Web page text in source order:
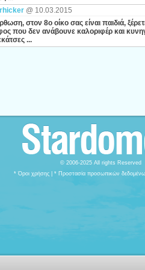
@ 10.03.2015
στον 8ο οίκο σας είναι παιδιά,
που δεν ανάβουνε καλοριφέρ και
...
© 2006-2025 All rights Reserved
* Όροι χρήσης
* Προστασία προσωπικών